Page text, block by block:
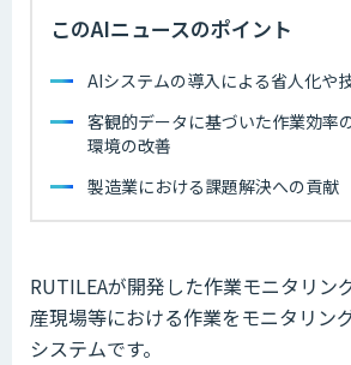
このAIニュースのポイント
AIシステムの導入による省人化や
客観的データに基づいた作業効率
環境の改善
製造業における課題解決への貢献
RUTILEAが開発した作業モニタリン
産現場等における作業をモニタリン
システムです。